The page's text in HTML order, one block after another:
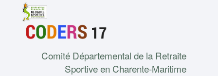
Comité Départemental de la Retraite
Sportive en Charente-Maritime